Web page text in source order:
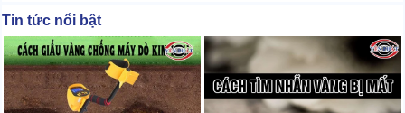
Tin tức nổi bật